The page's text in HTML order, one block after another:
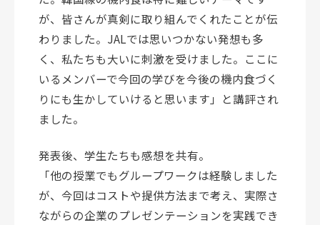
が、皆さんが真剣に取り組んでくれたことが伝
わりました。JALでは思いつかない発想も多
く、私たちも大いに刺激を受けました。ここに
いるメンバーで今回の学びを今後の機内食づく
りにも生かしていけると思います」と講評され
ました。
発表後、学生たちも感想を共有。
「他の授業でもグループワークは経験しました
が、今回はコストや提供方法まで考え、実際さ
ながらの企業のプレゼンテーションを実践でき